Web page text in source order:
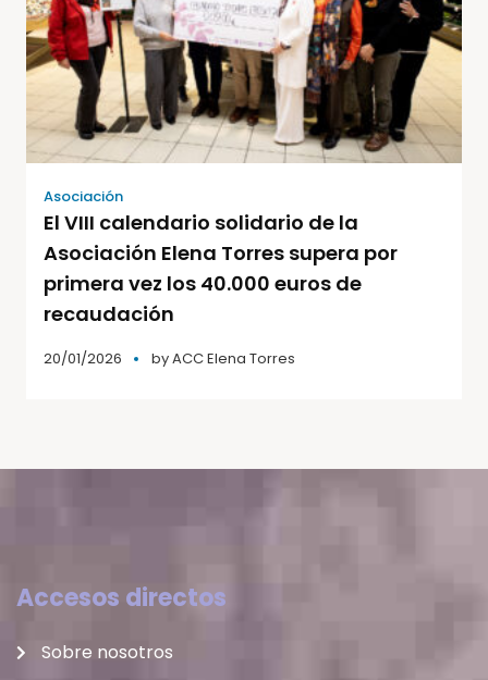
Asociación
El VIII calendario solidario de la
Asociación Elena Torres supera por
primera vez los 40.000 euros de
recaudación
20/01/2026 byACC Elena Torres
Accesos directos
Sobre nosotros